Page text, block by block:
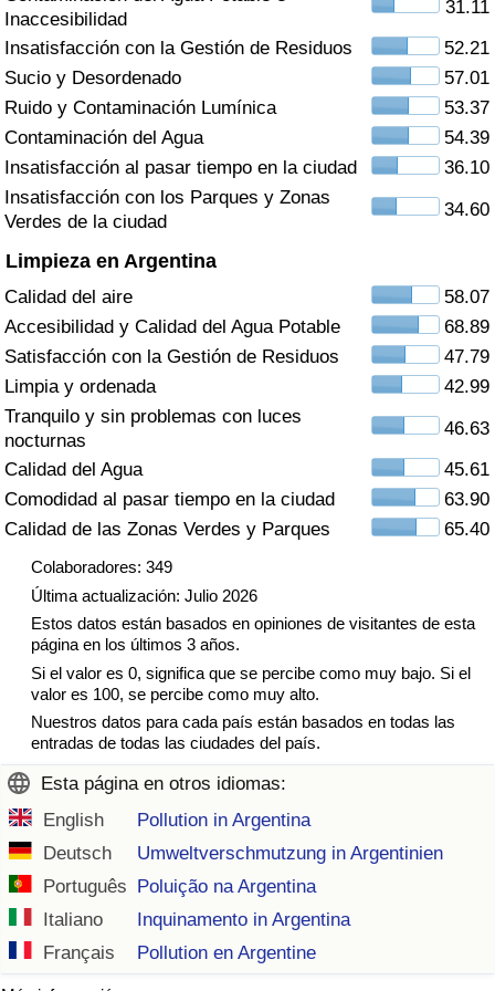
Inaccesibilidad
31.11
Insatisfacción con la Gestión de Residuos
52.21
Sucio y Desordenado
57.01
Ruido y Contaminación Lumínica
53.37
Contaminación del Agua
54.39
Insatisfacción al pasar tiempo en la ciudad
36.10
Insatisfacción con los Parques y Zonas
Verdes de la ciudad
34.60
Limpieza en Argentina
Calidad del aire
58.07
Accesibilidad y Calidad del Agua Potable
68.89
Satisfacción con la Gestión de Residuos
47.79
Limpia y ordenada
42.99
Tranquilo y sin problemas con luces
nocturnas
46.63
Calidad del Agua
45.61
Comodidad al pasar tiempo en la ciudad
63.90
Calidad de las Zonas Verdes y Parques
65.40
Colaboradores: 349
Última actualización: Julio 2026
Estos datos están basados en opiniones de visitantes de esta
página en los últimos 3 años.
Si el valor es 0, significa que se percibe como muy bajo. Si el
valor es 100, se percibe como muy alto.
Nuestros datos para cada país están basados en todas las
entradas de todas las ciudades del país.
Esta página en otros idiomas:
English
Pollution in Argentina
Deutsch
Umweltverschmutzung in Argentinien
Português Poluição na Argentina
Italiano
Inquinamento in Argentina
Français
Pollution en Argentine
Índice de criminalidad por país
Sanidad
Índice de Sanidad (Actual)
Índice de Sanidad
Índice de Sanidad por País
Contaminación
Índice de Contaminación (Actual)
Índice de contaminación
Índice de Contaminación por País
Tráfico
Índice de Tráfico
Índice de Tráfico (Actual)
Índice de Tráfico por País